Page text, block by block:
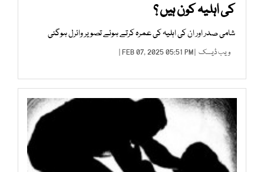
کی اہلیہ کون ہیں ؟
شامی صدر اور ان کی اہلیہ کی عمرہ کرتے ہوئے تصویر وائرل ہوگئی
ویب ڈیسک | FEB 07, 2025 05:51 PM |